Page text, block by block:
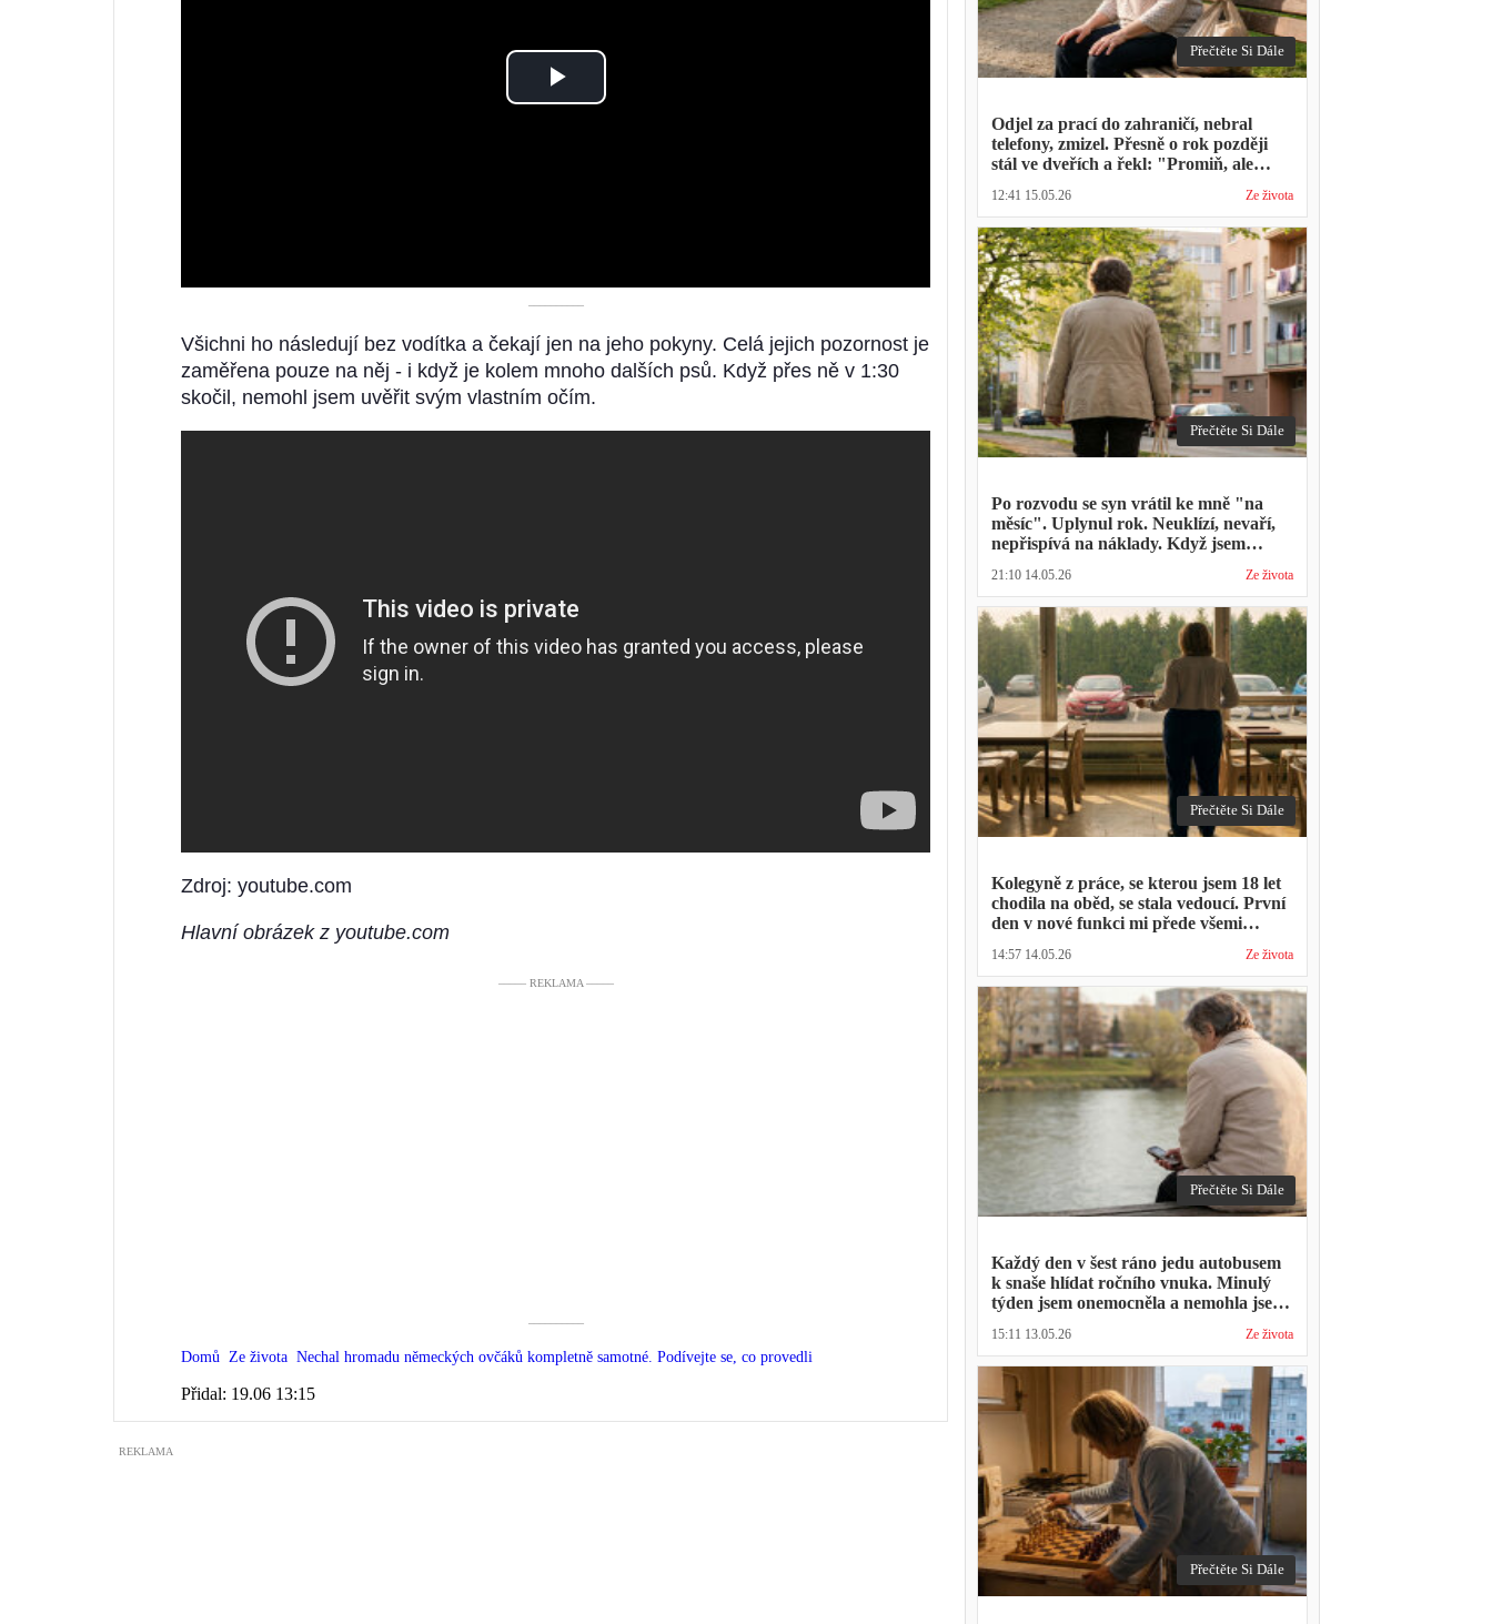
Play
––––––––––
Všichni ho následují bez vodítka a čekají jen na jeho pokyny. Celá jejich pozornost je
zaměřena pouze na něj - i když je kolem mnoho dalších psů. Když přes ně v 1:30
skočil, nemohl jsem uvěřit svým vlastním očím.
Zdroj: youtube.com
Hlavní obrázek z youtube.com
––––– REKLAMA –––––
––––––––––
Domů Ze života Nechal hromadu německých ovčáků kompletně samotné. Podívejte se, co provedli
Přidal: 19.06 13:15
REKLAMA
Přečtěte Si Dále
Odjel za prací do zahraničí, nebral
telefony, zmizel. Přesně o rok později
stál ve dveřích a řekl: "Promiň, ale
12:41 15.05.26 Ze života
Přečtěte Si Dále
Po rozvodu se syn vrátil ke mně "na
měsíc". Uplynul rok. Neuklízí, nevaří,
nepřispívá na náklady. Když jsem
přece nevyhodíš vlastní dítě."
21:10 14.05.26 Ze života
Přečtěte Si Dále
Kolegyně z práce, se kterou jsem 18 let
chodila na oběd, se stala vedoucí. První
den v nové funkci mi přede všemi
Přestávka trvala stejně jako vždycky
14:57 14.05.26 Ze života
Přečtěte Si Dále
Každý den v šest ráno jedu autobusem
k snaše hlídat ročního vnuka. Minulý
týden jsem onemocněla a nemohla jsem
den volna. Víš, kolik nás to stálo?"
15:11 13.05.26 Ze života
Přečtěte Si Dále